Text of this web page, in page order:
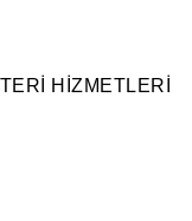
HİZMETLERİ